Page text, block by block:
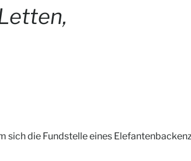
sich die Fundstelle eines